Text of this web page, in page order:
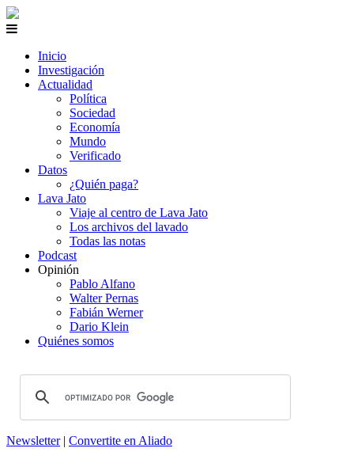
Inicio
Investigación
Actualidad
Política
Sociedad
Economía
Mundo
Verificado
Datos
¿Quién paga?
Lava Jato
Viaje al centro de Lava Jato
Los archivos del lavado
Todas las notas
Podcast
Opinión
Pablo Alfano
Walter Pernas
Fabián Werner
Dario Klein
Quiénes somos
Newsletter| Convertite en Aliado